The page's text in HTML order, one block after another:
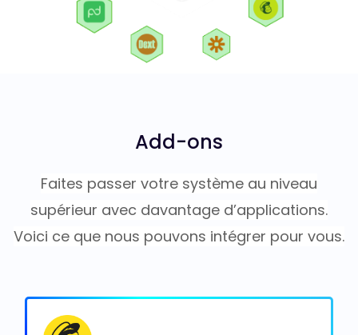
Add-ons
Faites passer votre système au niveau
supérieur avec davantage d’applications.
Voici ce que nous pouvons intégrer pour vous.